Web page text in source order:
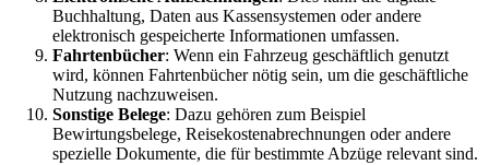
Buchhaltung, Daten aus Kassensystemen oder andere
elektronisch gespeicherte Informationen umfassen.
Fahrtenbücher: Wenn ein Fahrzeug geschäftlich genutzt
wird, können Fahrtenbücher nötig sein, um die geschäftliche
Nutzung nachzuweisen.
Sonstige Belege: Dazu gehören zum Beispiel
Bewirtungsbelege, Reisekostenabrechnungen oder andere
spezielle Dokumente, die für bestimmte Abzüge relevant sind.